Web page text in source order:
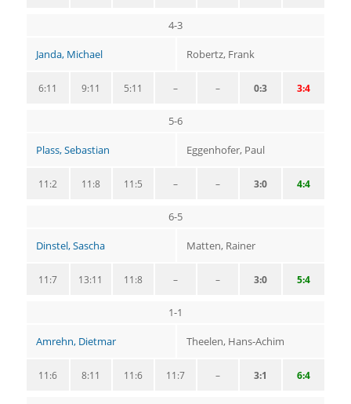
4-3
Janda, Michael Robertz, Frank
3:4
0:3
–
–
5:11
9:11
6:11
5-6
Plass, Sebastian Eggenhofer, Paul
4:4
3:0
–
–
11:5
11:8
11:2
6-5
Dinstel, Sascha Matten, Rainer
5:4
3:0
–
–
11:8
13:11
11:7
1-1
Amrehn, Dietmar Theelen, Hans-Achim
6:4
3:1
–
11:7
11:6
8:11
11:6